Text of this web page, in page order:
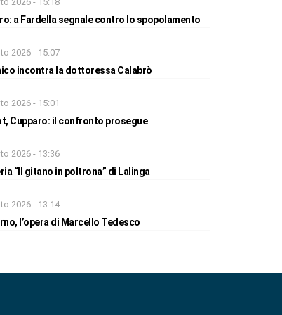
a Fardella segnale contro lo spopolamento
2026 - 15:07
incontra la dottoressa Calabrò
2026 - 15:01
Cupparo: il confronto prosegue
2026 - 13:36
“Il gitano in poltrona” di Lalinga
2026 - 13:14
l’opera di Marcello Tedesco